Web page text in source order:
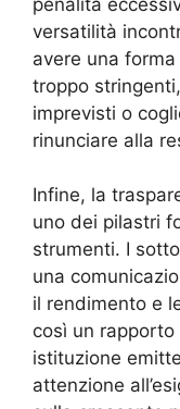
versatilità
avere una
troppo
imprevisti o
rinunciare alla
Infine, la
uno dei pilastri
strumenti. I
una
il rendimento e
così un
istituzione
attenzione